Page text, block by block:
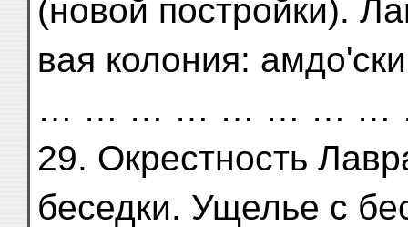
(новой постройки).
вая колония:
… … … … … … … …
29. Окрестность
беседки. Ущелье с